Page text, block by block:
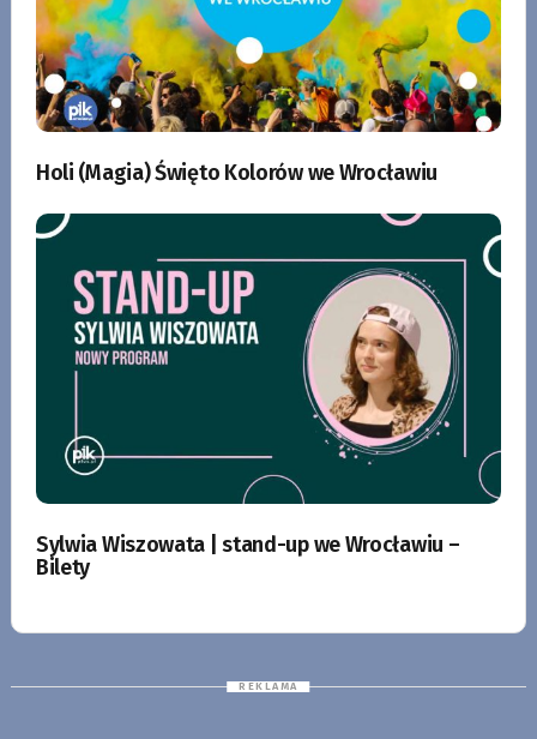
Holi (Magia) Święto Kolorów we Wrocławiu
Sylwia Wiszowata | stand-up we Wrocławiu –
Bilety